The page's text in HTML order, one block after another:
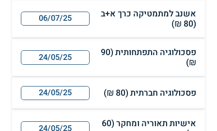
אשנב למתמטיקה כרך א+ב
(80 ₪)
06/07/25
פסכולוגיה התפתחותית (90
₪)
24/05/25
פסכולוגיה חברתית (80 ₪) 24/05/25
אישיות תאוריה ומחקר (60
24/05/25